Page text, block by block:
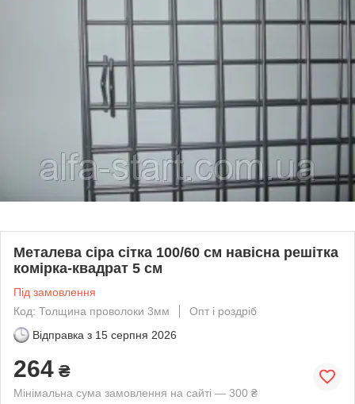
Металева сіра сітка 100/60 см навісна решітка
комірка-квадрат 5 см
Під замовлення
Код: Толщина проволоки 3мм
Опт і роздріб
Відправка з 15 серпня 2026
264 ₴
Мінімальна сума замовлення на сайті — 300 ₴